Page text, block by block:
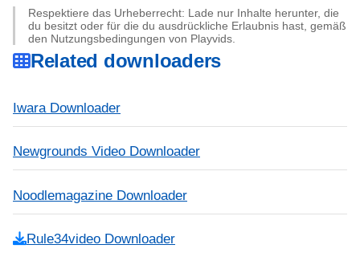
Respektiere das Urheberrecht: Lade nur Inhalte herunter, die
du besitzt oder für die du ausdrückliche Erlaubnis hast, gemäß
den Nutzungsbedingungen von Playvids.
Related downloaders
Iwara Downloader
Newgrounds Video Downloader
Noodlemagazine Downloader
Rule34video Downloader